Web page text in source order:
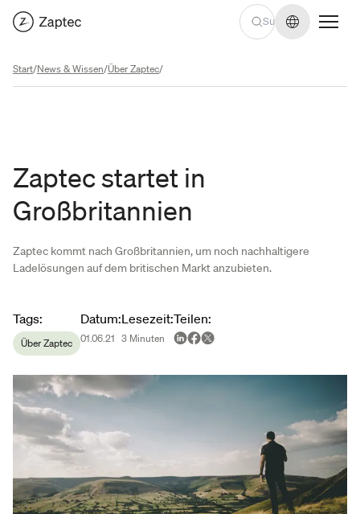
Sprache
Start/News & Wissen/Über Zaptec/
Zaptec startet in
Großbritannien
Zaptec kommt nach Großbritannien, um noch nachhaltigere
Ladelösungen auf dem britischen Markt anzubieten.
Article metadata
Tags:
Über Zaptec
Datum:
01.06.21
Lesezeit:
3 Minuten
Teilen: